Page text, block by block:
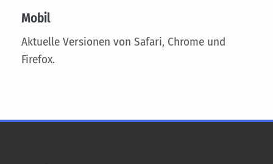
Mobil
Aktuelle Versionen von Safari, Chrome und
Firefox.